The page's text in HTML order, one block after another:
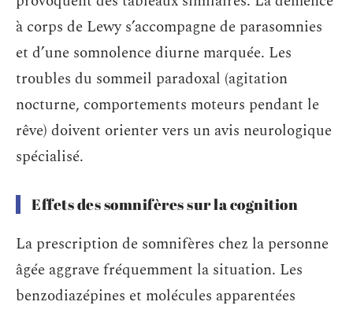
à corps de Lewy s’accompagne de parasomnies
et d’une somnolence diurne marquée. Les
troubles du sommeil paradoxal (agitation
nocturne, comportements moteurs pendant le
rêve) doivent orienter vers un avis neurologique
spécialisé.
Effets des somnifères sur la cognition
La prescription de somnifères chez la personne
âgée aggrave fréquemment la situation. Les
benzodiazépines et molécules apparentées